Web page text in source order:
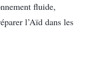
fluide,
l’Aïd dans les